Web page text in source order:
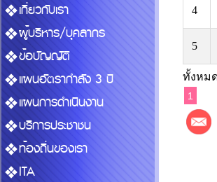
เกี่ยวกับเรา
ผู้บริหาร/บุคลากร
ข้อบัญญัติ
แผนอัตรากำลัง 3 ปี
แผนการดำเนินงาน
บริการประชาชน
ท้องถิ่นของเรา
ITA
4
5
ทั้งหม
1